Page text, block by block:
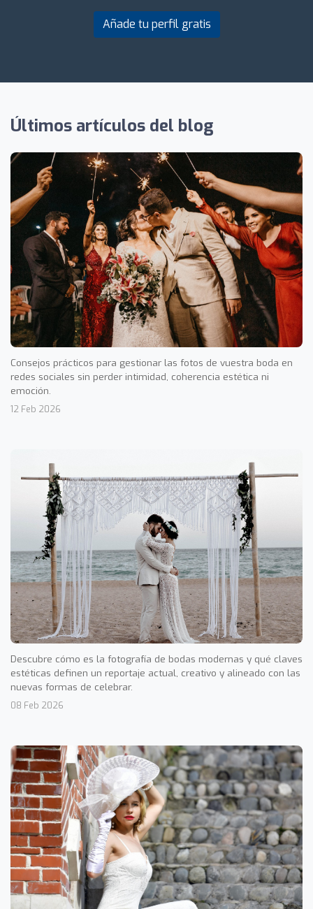
Añade tu perfil gratis
Últimos artículos del blog
Consejos prácticos para gestionar las fotos de vuestra boda en
redes sociales sin perder intimidad, coherencia estética ni
emoción.
12 Feb 2026
Descubre cómo es la fotografía de bodas modernas y qué claves
estéticas definen un reportaje actual, creativo y alineado con las
nuevas formas de celebrar.
08 Feb 2026